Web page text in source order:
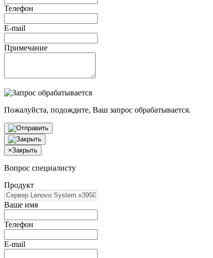
Телефон
E-mail
Примечание
Пожалуйста, подождите, Ваш запрос обрабатывается.
×Закрыть
Вопрос специалисту
Продукт
Ваше имя
Телефон
E-mail